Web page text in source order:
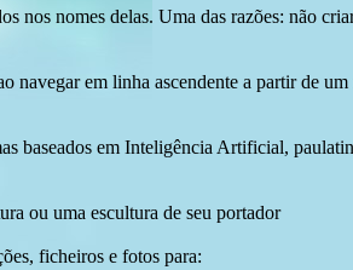
nos nomes delas. Uma das razões: não
em linha ascendente a partir de
baseados em Inteligência Artificial,
ou uma escultura de seu portador
ficheiros e fotos para: